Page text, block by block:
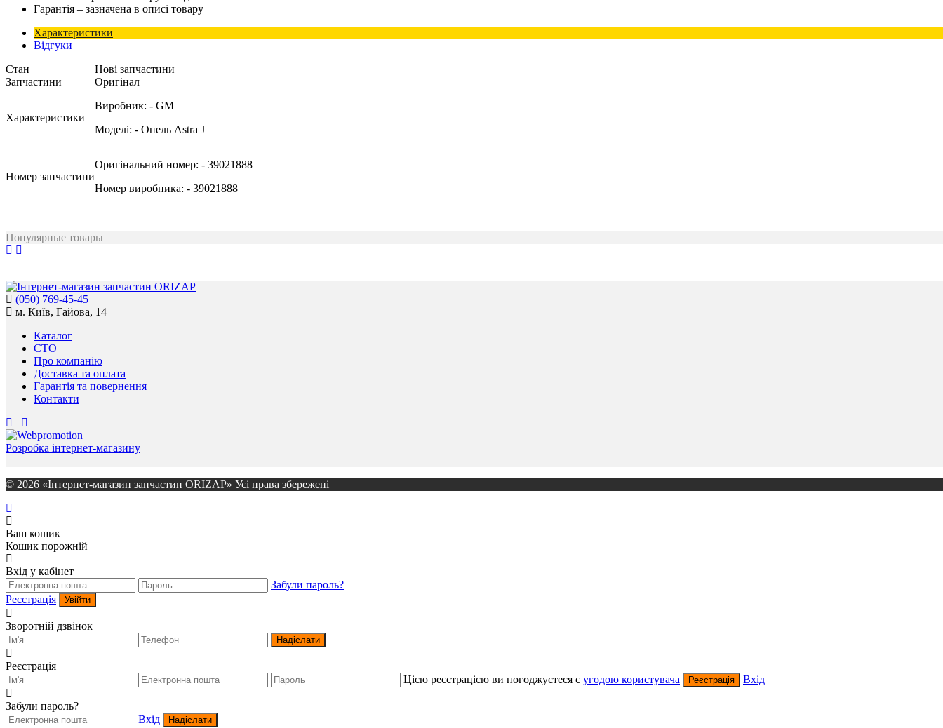
Гарантія – зазначена в описі товару
Характеристики
Відгуки
Стан
Нові запчастини
Запчастини
Оригінал
Характеристики
Виробник: - GM
Моделі: - Опель Astra J
Номер запчастини
Оригінальний номер: - 39021888
Номер виробника: - 39021888
Популярные товары
(050) 769-45-45
м. Київ, Гайова, 14
Каталог
СТО
Про компанію
Доставка та оплата
Гарантія та повернення
Контакти
Розробка інтернет-магазину
© 2026 «Інтернет-магазин запчастин ORIZAP» Усі права збережені
Ваш кошик
Кошик порожній
Вхід у кабінет
Забули пароль?
Реєстрація
Увійти
Зворотній дзвінок
Надіслати
Реєстрація
Цією реєстрацією ви погоджуєтеся c угодою користувача Реєстрація Вхід
Забули пароль?
Вхід
Надіслати